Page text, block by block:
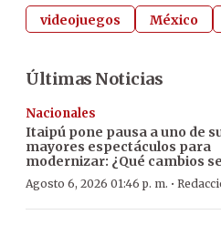
videojuegos México
Últimas Noticias
Nacionales
Itaipú pone pausa a uno de
mayores espectáculos para
modernizar: ¿Qué cambios
Agosto 6, 2026 01:46 p. m. ·